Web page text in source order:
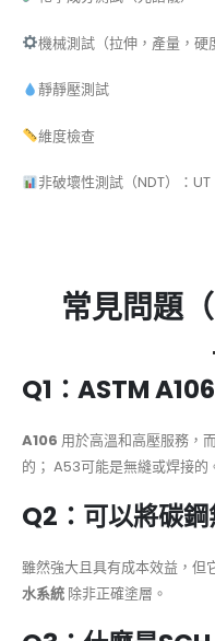
機械測試（拉伸，產量，硬
靜靜壓測試
維度檢查
非破壞性測試（NDT）：
常見問題
Q1：ASTM
A106 用於高溫和高壓服務，
的； A53可能是無縫或焊接的
Q2：可以將碳
雖然強大且具有成本效益，但
水系統 除非正確塗層。